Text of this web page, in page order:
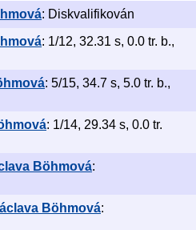
: Diskvalifikován
: 1/12, 32.31 s, 0.0 tr. b.,
: 5/15, 34.7 s, 5.0 tr. b.,
: 1/14, 29.34 s, 0.0 tr.
Böhmová:
Böhmová: